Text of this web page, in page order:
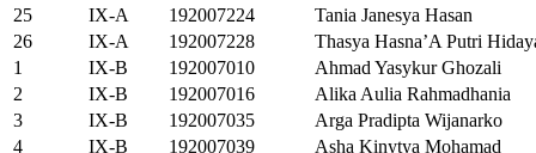
25
IX-A 192007224
Tania Janesya Hasan
26
IX-A 192007228
Thasya Hasna’A Putri
1
IX-B 192007010
Ahmad Yasykur Ghozali
2
IX-B 192007016
Alika Aulia Rahmadhania
3
IX-B 192007035
Arga Pradipta Wijanarko
4
IX-B 192007039
Asha Kinytya Mohamad